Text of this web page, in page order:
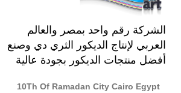
الشركة رقم واحد بمصر والعالم
العربي لإنتاج الديكور الثري دي وصنع
أفضل منتجات الديكور بجودة عالية
10Th Of Ramadan City Cairo Egypt